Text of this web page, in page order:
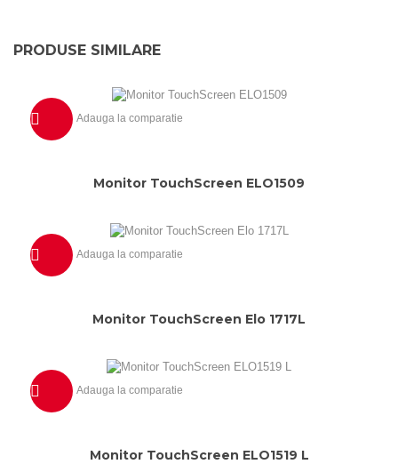
PRODUSE SIMILARE
Adauga la comparatie
Monitor TouchScreen ELO1509
Adauga la comparatie
Monitor TouchScreen Elo 1717L
Adauga la comparatie
Monitor TouchScreen ELO1519 L